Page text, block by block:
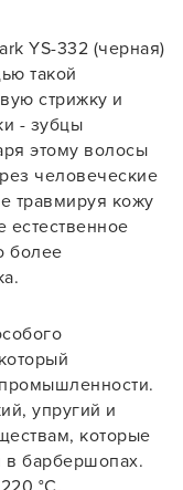
YS-332 (черная)
такой
стрижку и
- зубцы
этому волосы
человеческие
травмируя кожу
естественное
более
упругий и
которые
в барбершопах.